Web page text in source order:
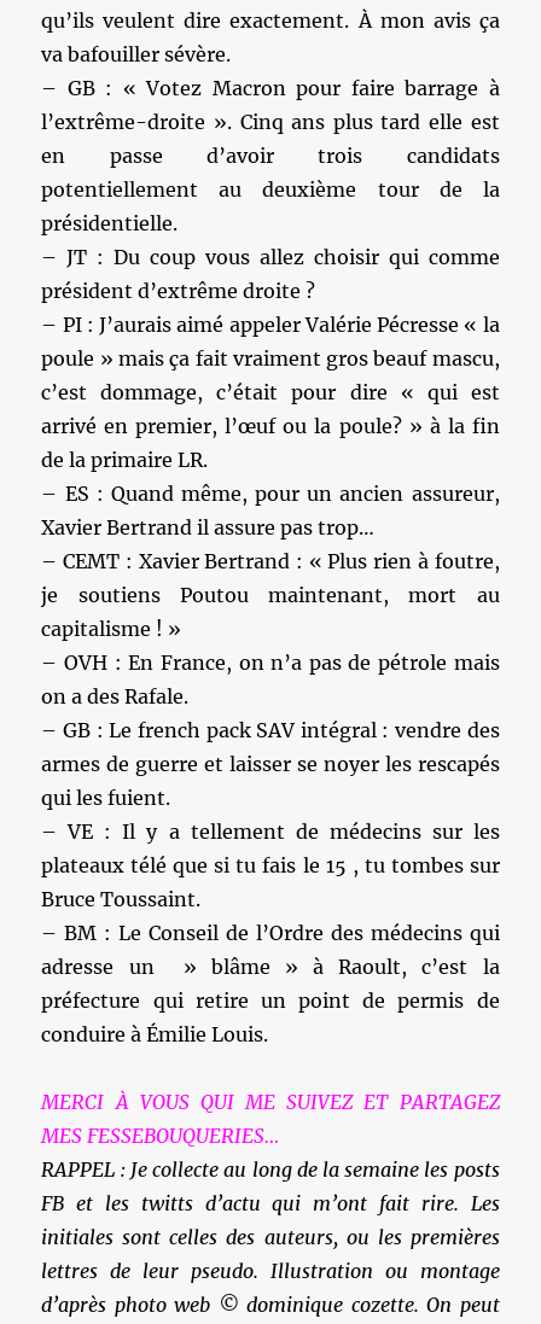
qu’ils veulent dire exactement. À mon avis ça
va bafouiller sévère.
– GB : « Votez Macron pour faire barrage à
l’extrême-droite ». Cinq ans plus tard elle est
en passe d’avoir trois candidats
potentiellement au deuxième tour de la
présidentielle.
– JT : Du coup vous allez choisir qui comme
président d’extrême droite ?
– PI : J’aurais aimé appeler Valérie Pécresse « la
poule » mais ça fait vraiment gros beauf mascu,
c’est dommage, c’était pour dire « qui est
arrivé en premier, l’œuf ou la poule? » à la fin
de la primaire LR.
– ES : Quand même, pour un ancien assureur,
Xavier Bertrand il assure pas trop…
– CEMT : Xavier Bertrand : « Plus rien à foutre,
je soutiens Poutou maintenant, mort au
capitalisme ! »
– OVH : En France, on n’a pas de pétrole mais
on a des Rafale.
– GB : Le french pack SAV intégral : vendre des
armes de guerre et laisser se noyer les rescapés
qui les fuient.
– VE : Il y a tellement de médecins sur les
plateaux télé que si tu fais le 15 , tu tombes sur
Bruce Toussaint.
– BM : Le Conseil de l’Ordre des médecins qui
adresse un » blâme » à Raoult, c’est la
préfecture qui retire un point de permis de
conduire à Émilie Louis.
MERCI À VOUS QUI ME SUIVEZ ET PARTAGEZ
MES FESSEBOUQUERIES…
RAPPEL : Je collecte au long de la semaine les posts
FB et les twitts d’actu qui m’ont fait rire. Les
initiales sont celles des auteurs, ou les premières
lettres de leur pseudo. Illustration ou montage
d’après photo web © dominique cozette. On peut